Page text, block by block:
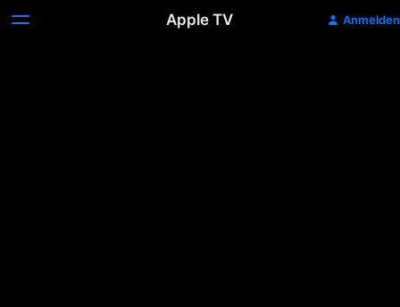
Apple TV Anmelden